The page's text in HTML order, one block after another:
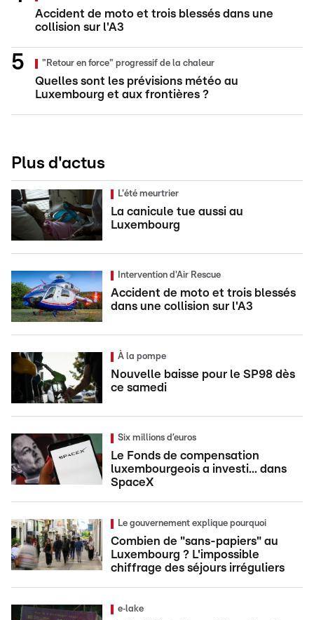
Accident de moto et trois blessés dans une
collision sur l'A3
"Retour en force" progressif de la chaleur
Quelles sont les prévisions météo au
Luxembourg et aux frontières ?
Plus d'actus
L'été meurtrier
La canicule tue aussi au
Luxembourg
Intervention d'Air Rescue
Accident de moto et trois blessés
dans une collision sur l'A3
À la pompe
Nouvelle baisse pour le SP98 dès
ce samedi
Six millions d’euros
Le Fonds de compensation
luxembourgeois a investi... dans
SpaceX
Le gouvernement explique pourquoi
Combien de "sans-papiers" au
Luxembourg ? L'impossible
chiffrage des séjours irréguliers
e‑lake